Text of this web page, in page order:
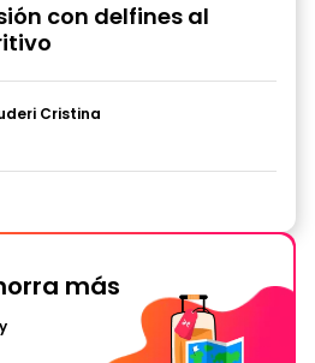
con delfines al
Cristina
más